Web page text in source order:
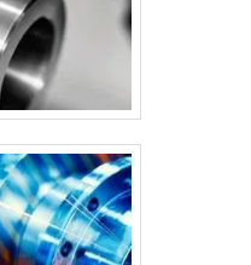
de usinagem e
moveleiras com ótima
a satisfação dos
singular, por meio
empresa que tem se
idoneidade em tudo
de entrega com